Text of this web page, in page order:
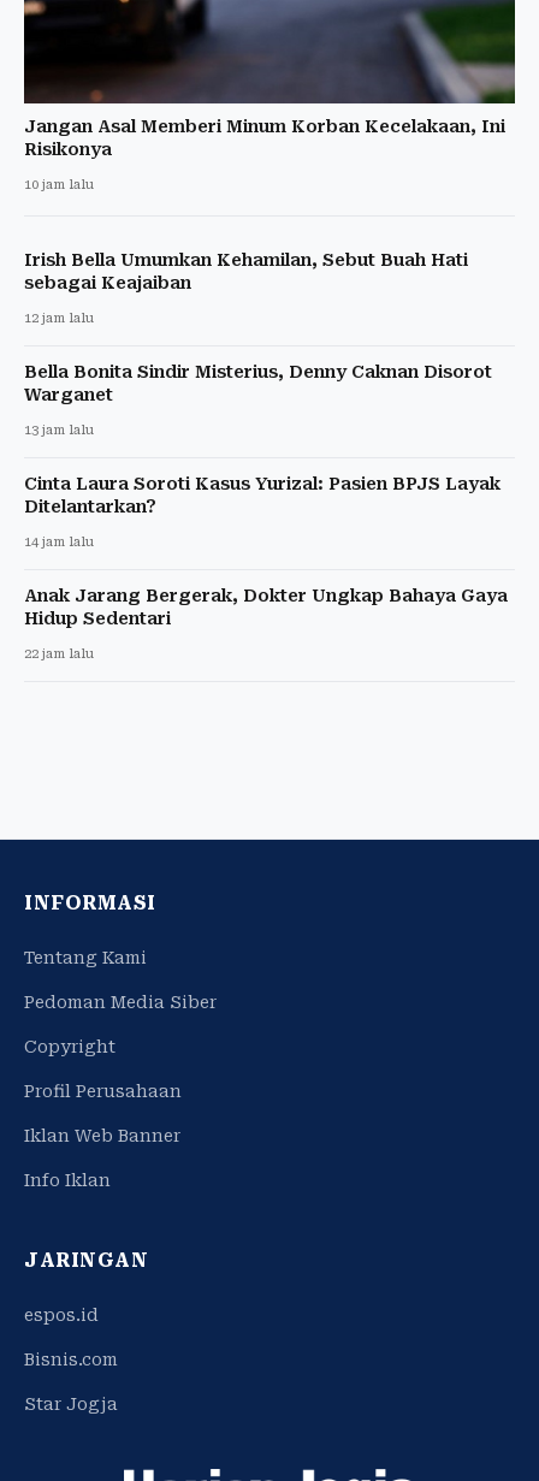
Jangan Asal Memberi Minum Korban Kecelakaan, Ini
Risikonya
10 jam lalu
Irish Bella Umumkan Kehamilan, Sebut Buah Hati
sebagai Keajaiban
12 jam lalu
Bella Bonita Sindir Misterius, Denny Caknan Disorot
Warganet
13 jam lalu
Cinta Laura Soroti Kasus Yurizal: Pasien BPJS Layak
Ditelantarkan?
14 jam lalu
Anak Jarang Bergerak, Dokter Ungkap Bahaya Gaya
Hidup Sedentari
22 jam lalu
INFORMASI
Tentang Kami
Pedoman Media Siber
Copyright
Profil Perusahaan
Iklan Web Banner
Info Iklan
JARINGAN
espos.id
Bisnis.com
Star Jogja